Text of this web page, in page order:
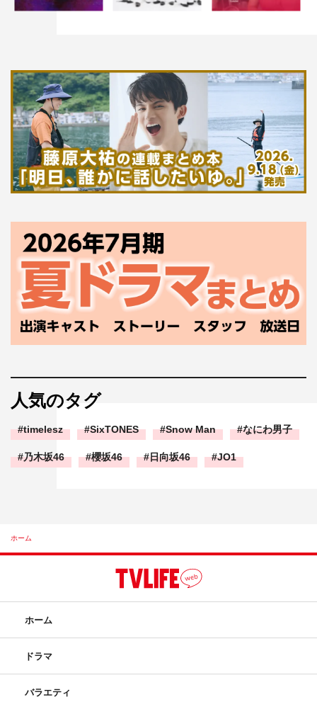
人気のタグ
timelesz SixTONES Snow Man なにわ男子
乃木坂46 櫻坂46 日向坂46 JO1
ホーム
ホーム
ドラマ
バラエティ